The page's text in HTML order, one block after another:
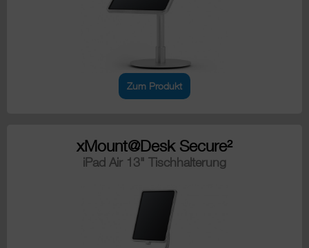
Zum Produkt
xMount@Desk Secure²
iPad Air 13" Tischhalterung